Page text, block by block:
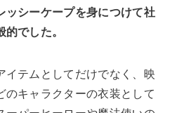
ッシーケープを身につけて社
でした。
イテムとしてだけでなく、映
のキャラクターの衣装として